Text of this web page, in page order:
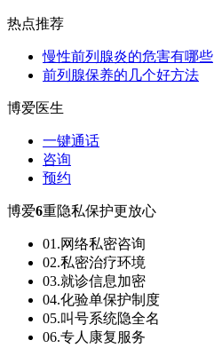
热点推荐
慢性前列腺炎的危害有哪些
前列腺保养的几个好方法
博爱医生
一键通话
咨询
预约
博爱6重隐私保护更放心
01.网络私密咨询
02.私密治疗环境
03.就诊信息加密
04.化验单保护制度
05.叫号系统隐全名
06.专人康复服务